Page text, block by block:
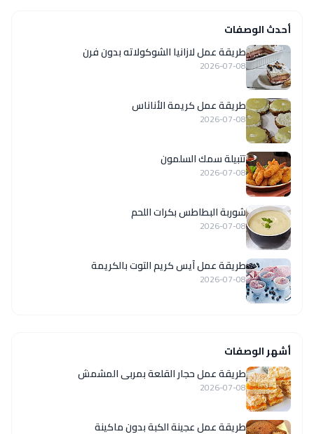
أحدث الوصفات
طريقة عمل لازانيا الشوكولاته بدون فرن
2026-07-08
طريقة عمل كريمة الأناناس
2026-07-08
تتبيلة سمك السلمون
2026-07-08
شوربة البطاطس بكرات اللحم
2026-07-08
طريقة عمل آيس كريم التوت بالكريمة
2026-07-08
أشهر الوصفات
طريقة عمل حجار القلعة بمربى المشمش
2026-07-08
طريقة عمل عجينة الكبة بدون ماكينة